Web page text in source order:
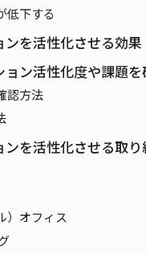
低下する
を活性化させる効果
ョン活性化度や課題
認方法
を活性化させる取
）オフィス